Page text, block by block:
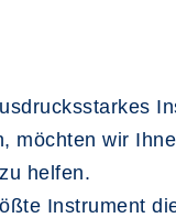
möchten wir
helfen.
Instrument